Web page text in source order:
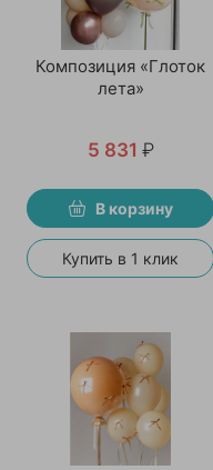
Композиция «Глоток
лета»
5 831 ₽
В корзину
Купить в 1 клик